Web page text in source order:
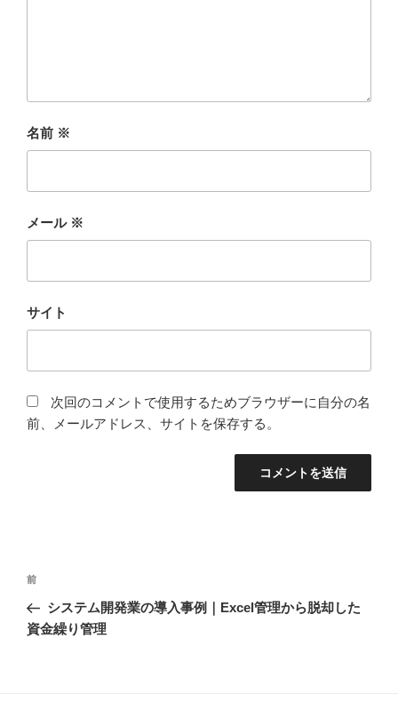
名前 ※
メール ※
サイト
次回のコメントで使用するためブラウザーに自分の名
前、メールアドレス、サイトを保存する。
前
システム開発業の導入事例｜Excel管理から脱却した
資金繰り管理